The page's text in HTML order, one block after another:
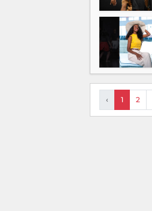
‹ 1 2